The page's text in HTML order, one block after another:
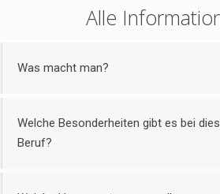
Alle
Was macht man?
Welche Besonderheiten gibt es bei
Beruf?